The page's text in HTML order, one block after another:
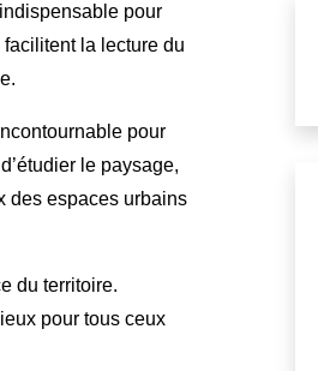
pour
la lecture du
pour
le paysage,
des espaces urbains
du territoire.
pour tous ceux